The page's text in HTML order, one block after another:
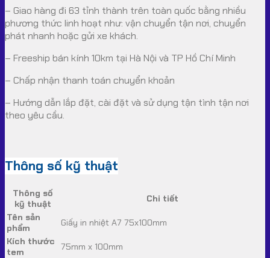
– Giao hàng đi 63 tỉnh thành trên toàn quốc bằng nhiều
phương thức linh hoạt như: vận chuyển tận nơi, chuyển
phát nhanh hoặc gửi xe khách.
– Freeship bán kính 10km tại Hà Nội và TP Hồ Chí Minh
– Chấp nhận thanh toán chuyển khoản
– Hướng dẫn lắp đặt, cài đặt và sử dụng tận tình tận nơi
theo yêu cầu.
Thông số kỹ thuật
Thông số
kỹ thuật
Chi tiết
Tên sản
phẩm
Giấy in nhiệt A7 75x100mm
Kích thước
tem
75mm x 100mm